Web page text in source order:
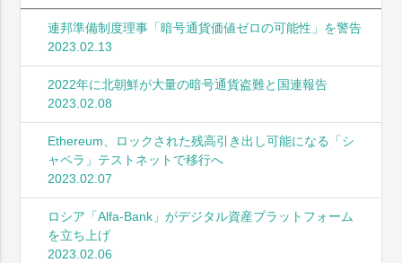
連邦準備制度理事「暗号通貨価値ゼロの可能性」を警告
2023.02.13
2022年に北朝鮮が大量の暗号通貨盗難と国連報告
2023.02.08
Ethereum、ロックされた残高引き出し可能になる「シ
ャペラ」テストネットで移行へ
2023.02.07
ロシア「Alfa-Bank」がデジタル資産プラットフォーム
を立ち上げ
2023.02.06